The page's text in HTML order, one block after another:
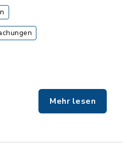
Mehr lesen